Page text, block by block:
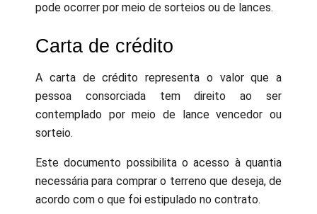
pode ocorrer por meio de sorteios ou de lances.
Carta de crédito
A carta de crédito representa o valor que a
pessoa consorciada tem direito ao ser
contemplado por meio de lance vencedor ou
sorteio.
Este documento possibilita o acesso à quantia
necessária para comprar o terreno que deseja, de
acordo com o que foi estipulado no contrato.